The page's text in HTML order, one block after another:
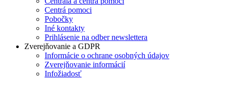
Centrá pomoci
Pobočky
Iné kontakty
Prihlásenie na odber newslettera
Zverejňovanie a GDPR
Informácie o ochrane osobných údajov
Zverejňovanie informácií
Infožiadosť